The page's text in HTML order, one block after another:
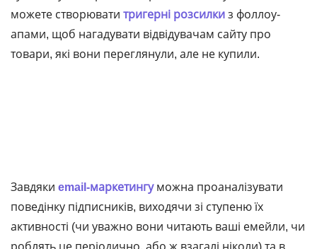
можете створювати тригерні розсилкиз фоллоу-
апами, щоб нагадувати відвідувачам сайту про
товари, які вони переглянули, але не купили.
Завдяки email-маркетингуможна проаналізувати
поведінку підписників, виходячи зі ступеню їх
активності (чи уважно вони читають ваші емейли, чи